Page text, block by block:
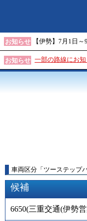
お知らせ 【伊勢】7月1日
お知らせ 一部の路線にお
車両区分 「 ツーステップ
候補
6650(三重交通(伊勢